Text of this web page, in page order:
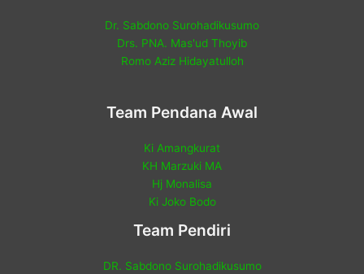
Dr. Sabdono Surohadikusumo
Drs. PNA. Mas'ud Thoyib
Romo Aziz Hidayatulloh
Team Pendana Awal
Ki Amangkurat
KH Marzuki MA
Hj Monalisa
Ki Joko Bodo
Team Pendiri
DR. Sabdono Surohadikusumo